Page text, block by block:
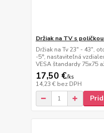
Držiak na TV s
Držiak na Tv 23" - 43",
-5°, nastaviteľná
VESA štandardy 75x75
17,50 €/ks
14,23 € bez DPH